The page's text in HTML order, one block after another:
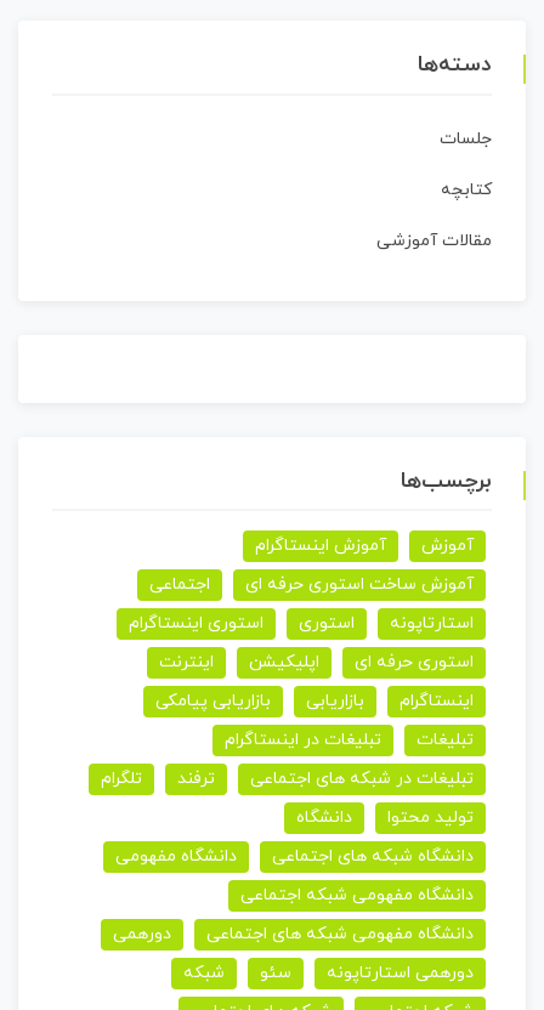
دسته‌ها
جلسات
کتابچه
مقالات آموزشی
برچسب‌ها
آموزش
آموزش اینستاگرام
آموزش ساخت استوری حرفه ای
اجتماعی
استارتاپونه
استوری
استوری اینستاگرام
استوری حرفه ای
اپلیکیشن
اینترنت
اینستاگرام
بازاریابی
بازاریابی پیامکی
تبلیغات
تبلیغات در اینستاگرام
تبلیغات در شبکه های اجتماعی
ترفند
تلگرام
تولید محتوا
دانشگاه
دانشگاه شبکه های اجتماعی
دانشگاه مفهومی
دانشگاه مفهومی شبکه اجتماعی
دانشگاه مفهومی شبکه های اجتماعی
دورهمی
دورهمی استارتاپونه
سئو
شبکه